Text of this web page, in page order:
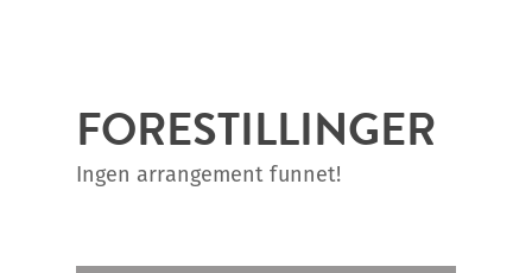
FORESTILLINGER
Ingen arrangement funnet!